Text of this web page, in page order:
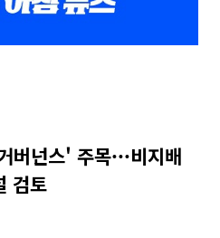
넌스' 주목···비지배
검토